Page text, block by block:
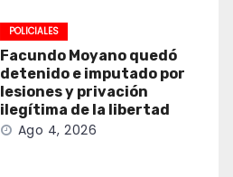
POLICIALES
Facundo Moyano quedó
detenido e imputado por
lesiones y privación
ilegítima de la libertad
Ago 4, 2026